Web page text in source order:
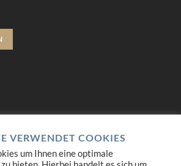
VERWENDET COOKIES
um Ihnen eine optimale